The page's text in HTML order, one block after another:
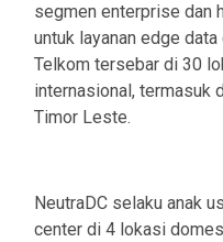
segmen enterprise dan
untuk layanan edge
Telkom tersebar di 30
internasional, termasuk
Timor Leste.
NeutraDC selaku anak
center di 4 lokasi